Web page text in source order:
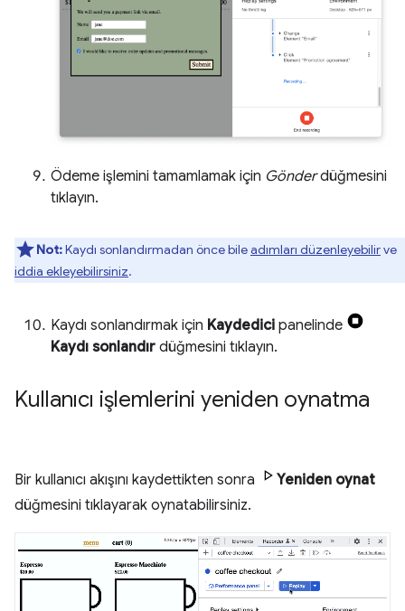
Ödeme işlemini tamamlamak için Gönderdüğmesini
tıklayın.
Not:Kaydı sonlandırmadan önce bileadımları düzenleyebilirve
iddia ekleyebilirsiniz.
Kaydı sonlandırmak için Kaydedici panelinde
Kaydı sonlandır düğmesini tıklayın.
Kullanıcı işlemlerini yeniden oynatma
Bir kullanıcı akışını kaydettikten sonra
Yeniden oynat
düğmesini tıklayarak oynatabilirsiniz.